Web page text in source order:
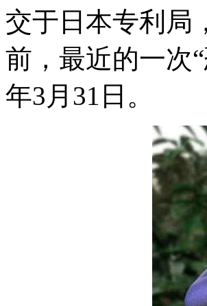
交于日本专利局
前，最近的一次
年3月31日。